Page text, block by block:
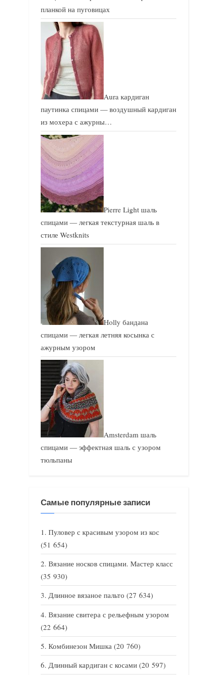
планкой на пуговицах
Aura кардиган
паутинка спицами — воздушный кардиган
из мохера с ажурны…
Pierre Light шаль
спицами — легкая текстурная шаль в
стиле Westknits
Holly бандана
спицами — легкая летняя косынка с
ажурным узором
Amsterdam шаль
спицами — эффектная шаль с узором
тюльпаны
Самые популярные записи
Пуловер с красивым узором из кос
(51 654)
Вязание носков спицами. Мастер класс
(35 930)
Длинное вязаное пальто (27 634)
Вязание свитера с рельефным узором
(22 664)
Комбинезон Мишка (20 760)
Длинный кардиган с косами (20 597)